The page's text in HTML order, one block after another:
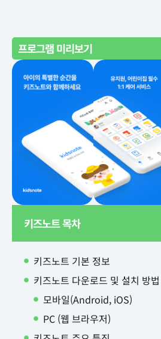
프로그램 미리보기
키즈노트 목차
키즈노트 기본 정보
키즈노트 다운로드 및 설치 방법
모바일(Android, iOS)
PC (웹 브라우저)